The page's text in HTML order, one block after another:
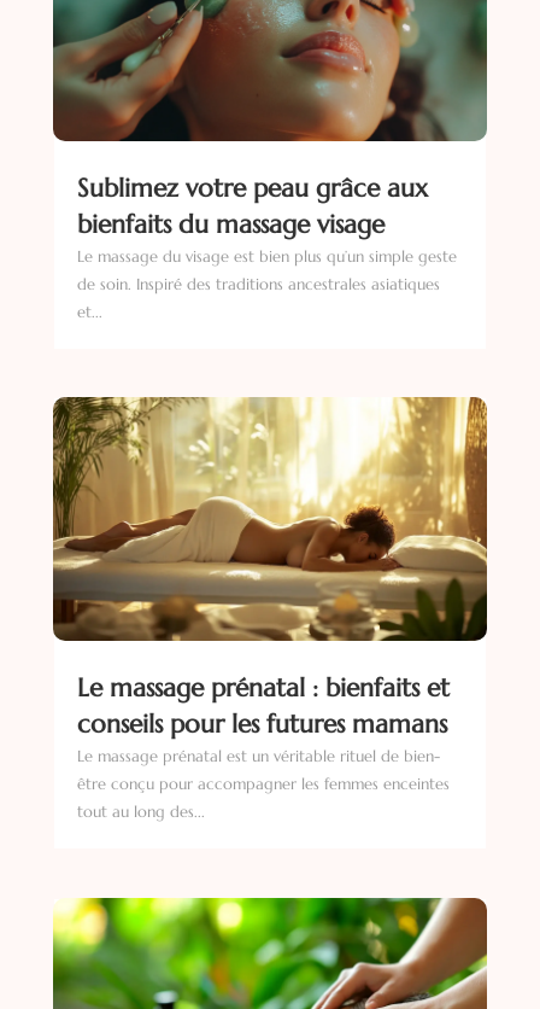
Sublimez votre peau grâce aux
bienfaits du massage visage
Le massage du visage est bien plus qu’un simple geste
de soin. Inspiré des traditions ancestrales asiatiques
et...
Le massage prénatal : bienfaits et
conseils pour les futures mamans
Le massage prénatal est un véritable rituel de bien-
être conçu pour accompagner les femmes enceintes
tout au long des...